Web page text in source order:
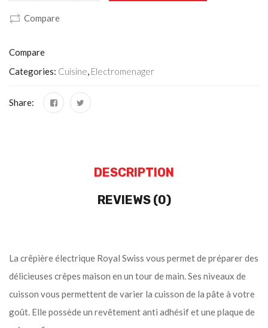
Compare
Compare
Categories: Cuisine, Electromenager
Share:
DESCRIPTION
REVIEWS (0)
La crêpière électrique Royal Swiss vous permet de préparer des
délicieuses crêpes maison en un tour de main. Ses niveaux de
cuisson vous permettent de varier la cuisson de la pâte à votre
goût. Elle possède un revêtement anti adhésif et une plaque de